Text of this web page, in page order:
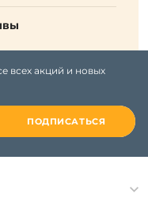
всех акций и новых
ПОДПИСАТЬСЯ